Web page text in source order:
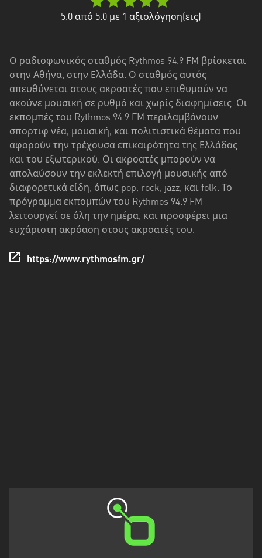
Μακεδονία
Ήπειρος
Θεσσαλία
νησιά
Κεντρική
Μακεδονία
Κρήτη
Νότιο
Πελοπόννησος
5.0 από 5.0 με 1 αξιολόγηση(εις)
Ο ραδιοφωνικός σταθμός Rythmos 94.9 FM βρίσκεται
στην Αθήνα, στην Ελλάδα. Ο σταθμός αυτός
απευθύνεται στους ακροατές που επιθυμούν να
ακούνε μουσική σε ρυθμό και χωρίς διαφημίσεις. Οι
εκπομπές του Rythmos 94.9 FM περιλαμβάνουν
σπορτιφ νέα, μουσική, και πολιτιστικά θέματα που
αφορούν την τρέχουσα επικαιρότητα της Ελλάδας
και του εξωτερικού. Οι ακροατές μπορούν να
απολαύσουν την εκλεκτή επιλογή μουσικής από
διαφορετικά είδη, όπως pop, rock, jazz, και folk. Το
πρόγραμμα εκπομπών του Rythmos 94.9 FM
λειτουργεί σε όλη την ημέρα, και προσφέρει μια
ευχάριστη ακρόαση στους ακροατές του.
https://www.rythmosfm.gr/